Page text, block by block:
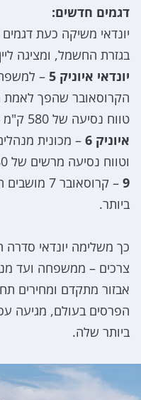
דגמים חדשים:
יונדאי משיקה כעת
בגזרת החשמל, ומציגה
יונדאי איוניק 5
–
הקרוסאובר שהפך לאמת
טווח נסיעה של 580 ק"מ וטעינה אולטרה מהירה.
איוניק 6
– מכונית
וטווח נסיעה מרשים של 680 ק"מ ולצידן גם
9
–
ביותר.
כך משלימה יונדאי
צרכים – ממשפחה ועד
אבזור מתקדם ומחירים
הפרסים בעולם, מגיעה
ביותר שלה.